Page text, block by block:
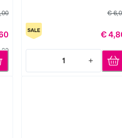
€
€
1
Quantity: 1